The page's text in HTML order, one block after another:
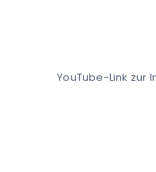
YouTube-Link zur